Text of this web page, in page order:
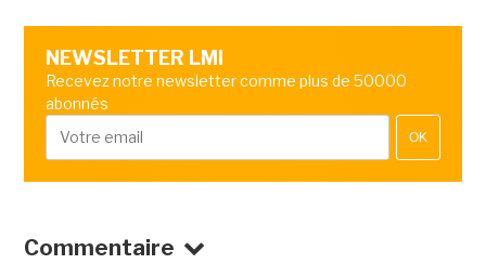
NEWSLETTER LMI
Recevez notre newsletter comme plus de 50000
abonnés
OK
Commentaire